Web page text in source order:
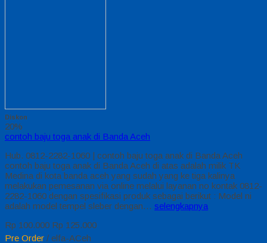
Diskon
20%
contoh baju toga anak di Banda Aceh
Hub. 0812-2282-1060 | contoh baju toga anak di Banda Aceh
contoh baju toga anak di Banda Aceh di atas adalah milik TK
Medina di kota banda aceh yang sudah yang ke tiga kalinya
melakukan pemesanan via online melalui layanan no kontak 0812-
2282-1060 dengan spesifikasi produk sebagai berikut : Model ni
adalah model tempel sleber dengan… selengkapnya
Rp 100.000 Rp 125.000
Pre Order / elfa-ACeh